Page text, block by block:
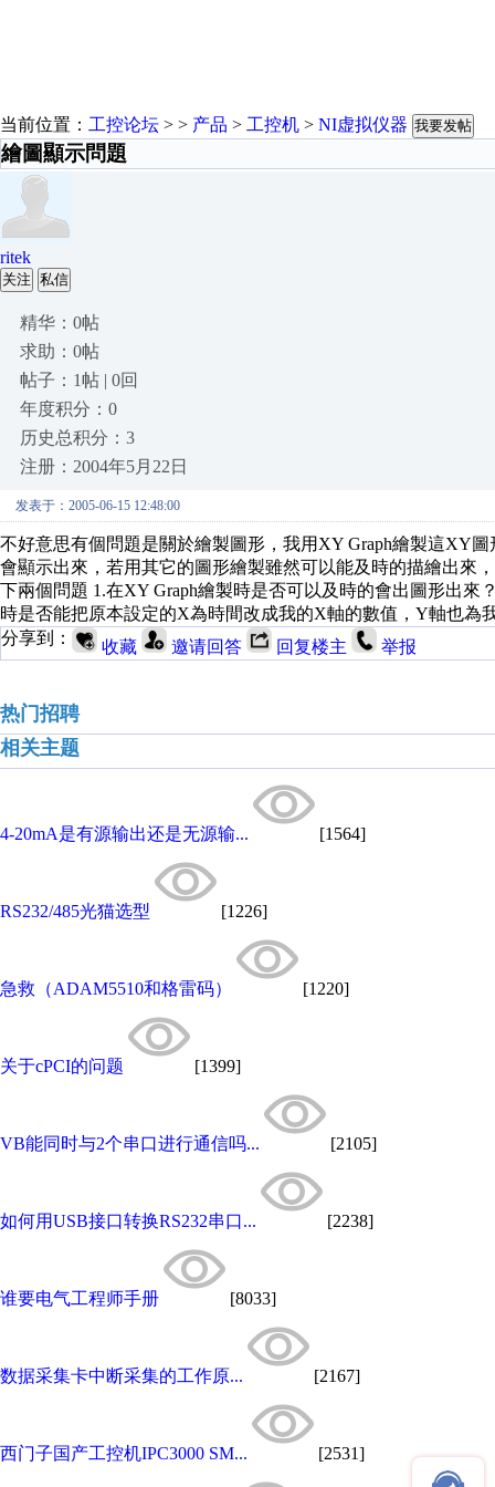
当前位置： 工控论坛 > > 产品 > 工控机 > NI虚拟仪器 我要发帖
繪圖顯示問題
ritek
关注 私信
精华：0帖
求助：0帖
帖子：1帖 | 0回
年度积分：0
历史总积分：3
注册：2004年5月22日
发表于：2005-06-15 12:48:00
不好意思有個問題是關於繪製圖形，我用XY Graph繪製這XY
會顯示出來，若用其它的圖形繪製雖然可以能及時的描繪出來
下兩個問題 1.在XY Graph繪製時是否可以及時的會出圖形出來
時是否能把原本設定的X為時間改成我的X軸的數值，Y軸也為
分享到：
收藏 邀请回答 回复楼主 举报
热门招聘
相关主题
4-20mA是有源输出还是无源输... [1564]
RS232/485光猫选型 [1226]
急救（ADAM5510和格雷码） [1220]
关于cPCI的问题 [1399]
VB能同时与2个串口进行通信吗... [2105]
如何用USB接口转换RS232串口... [2238]
谁要电气工程师手册 [8033]
数据采集卡中断采集的工作原... [2167]
西门子国产工控机IPC3000 SM... [2531]